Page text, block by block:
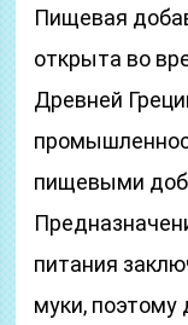
Пищевая
открыта во
Древней
пищевыми
питания
муки,